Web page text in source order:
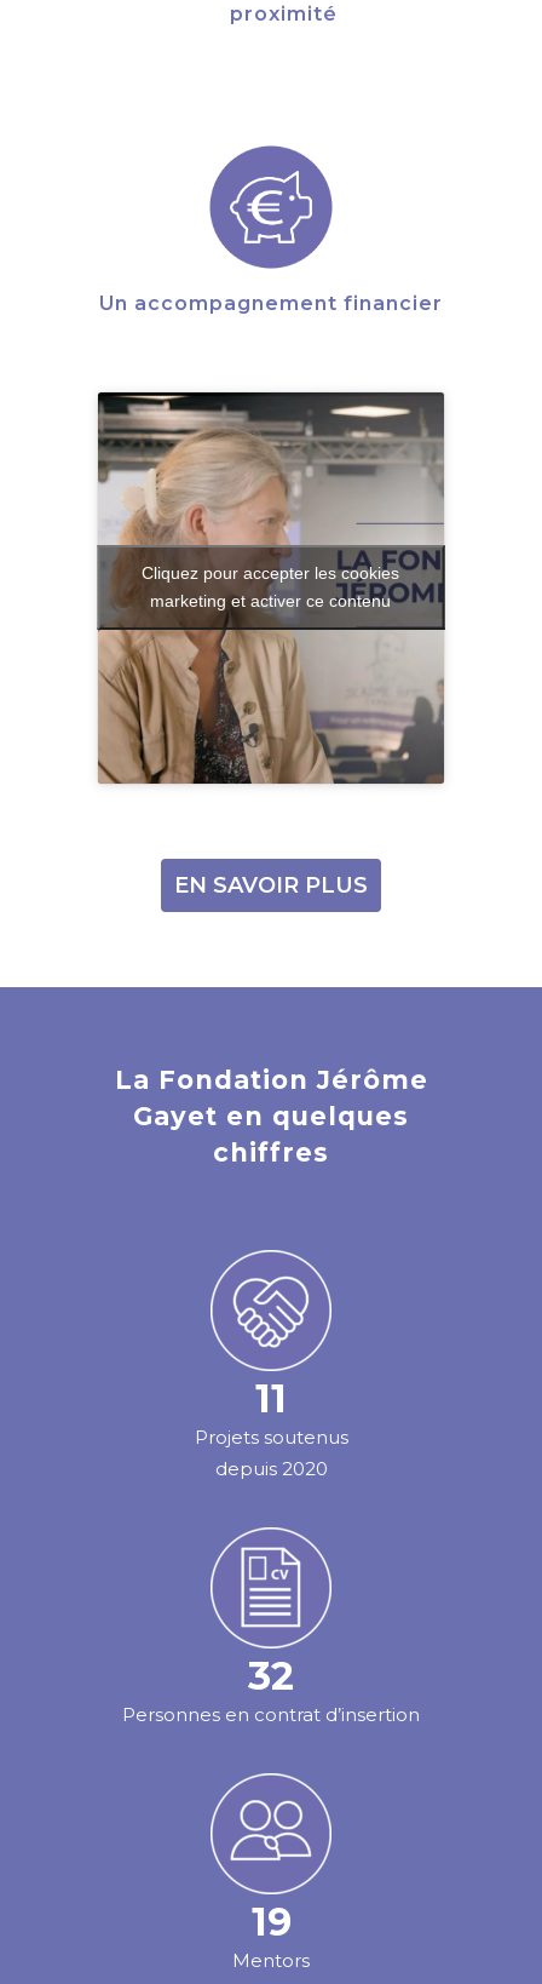
proximité
Un accompagnement financier
Cliquez pour accepter les cookies
marketing et activer ce contenu
EN SAVOIR PLUS
La Fondation Jérôme
Gayet en quelques
chiffres
11
Projets soutenus
depuis 2020
32
Personnes en contrat d’insertion
19
Mentors